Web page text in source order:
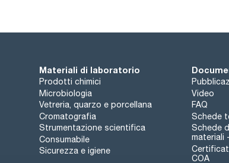
Materiali di laboratorio
Prodotti chimici
Microbiologia
Vetreria, quarzo e porcellana
Cromatografia
Strumentazione scientifica
Consumabile
Sicurezza e igiene
Video
FAQ
Schede
Schede
materiali
COA